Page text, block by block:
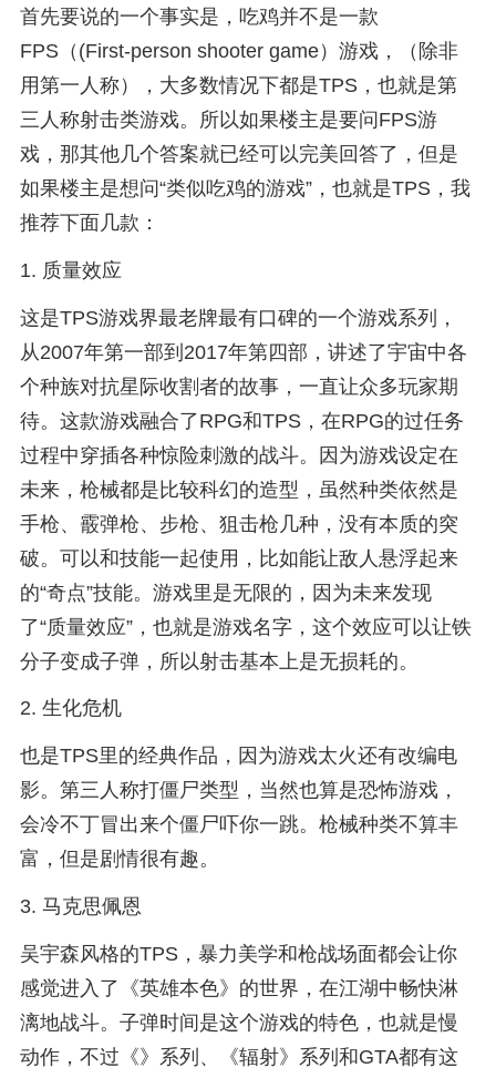
首先要说的一个事实是，吃鸡并不是一款
FPS（(First-person shooter game）游戏，（除非
用第一人称），大多数情况下都是TPS，也就是第
三人称射击类游戏。所以如果楼主是要问FPS游
戏，那其他几个答案就已经可以完美回答了，但是
如果楼主是想问“类似吃鸡的游戏”，也就是TPS，我
推荐下面几款：
1. 质量效应
这是TPS游戏界最老牌最有口碑的一个游戏系列，
从2007年第一部到2017年第四部，讲述了宇宙中各
个种族对抗星际收割者的故事，一直让众多玩家期
待。这款游戏融合了RPG和TPS，在RPG的过任务
过程中穿插各种惊险刺激的战斗。因为游戏设定在
未来，枪械都是比较科幻的造型，虽然种类依然是
手枪、霰弹枪、步枪、狙击枪几种，没有本质的突
破。可以和技能一起使用，比如能让敌人悬浮起来
的“奇点”技能。游戏里是无限的，因为未来发现
了“质量效应”，也就是游戏名字，这个效应可以让铁
分子变成子弹，所以射击基本上是无损耗的。
2. 生化危机
也是TPS里的经典作品，因为游戏太火还有改编电
影。第三人称打僵尸类型，当然也算是恐怖游戏，
会冷不丁冒出来个僵尸吓你一跳。枪械种类不算丰
富，但是剧情很有趣。
3. 马克思佩恩
吴宇森风格的TPS，暴力美学和枪战场面都会让你
感觉进入了《英雄本色》的世界，在江湖中畅快淋
漓地战斗。子弹时间是这个游戏的特色，也就是慢
动作，不过《》系列、《辐射》系列和GTA都有这